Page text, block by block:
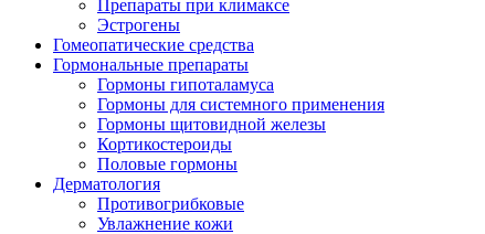
Препараты при климаксе
Эстрогены
Гомеопатические средства
Гормональные препараты
Гормоны гипоталамуса
Гормоны для системного применения
Гормоны щитовидной железы
Кортикостероиды
Половые гормоны
Дерматология
Противогрибковые
Увлажнение кожи